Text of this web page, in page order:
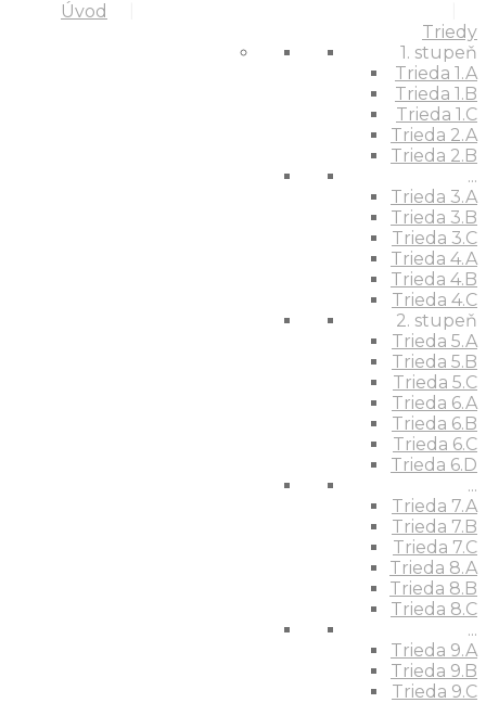
Úvod
Triedy
1. stupeň
Trieda 1.A
Trieda 1.B
Trieda 1.C
Trieda 2.A
Trieda 2.B
...
Trieda 3.A
Trieda 3.B
Trieda 3.C
Trieda 4.A
Trieda 4.B
Trieda 4.C
2. stupeň
Trieda 5.A
Trieda 5.B
Trieda 5.C
Trieda 6.A
Trieda 6.B
Trieda 6.C
Trieda 6.D
...
Trieda 7.A
Trieda 7.B
Trieda 7.C
Trieda 8.A
Trieda 8.B
Trieda 8.C
...
Trieda 9.A
Trieda 9.B
Trieda 9.C